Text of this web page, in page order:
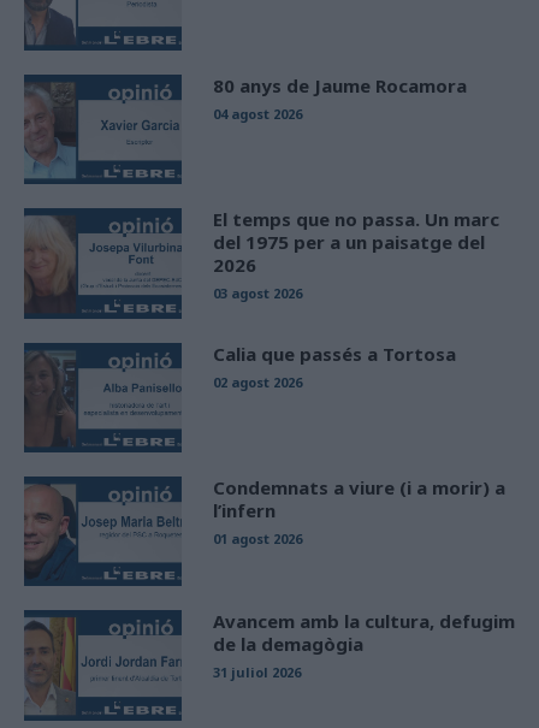
80 anys de Jaume Rocamora
04 agost 2026
El temps que no passa. Un marc
del 1975 per a un paisatge del
2026
03 agost 2026
Calia que passés a Tortosa
02 agost 2026
Condemnats a viure (i a morir) a
l’infern
01 agost 2026
Avancem amb la cultura, defugim
de la demagògia
31 juliol 2026